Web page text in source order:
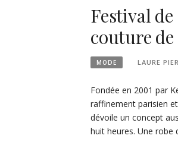
Festival
couture
MODE LAURE
Fondée en 2001 par
raffinement parisien
dévoile un concept
huit heures. Une robe